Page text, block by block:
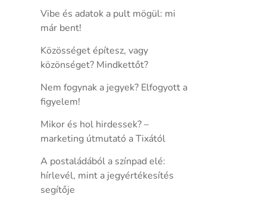
Vibe és adatok a pult mögül: mi
már bent!
Közösséget építesz, vagy
közönséget? Mindkettőt?
Nem fogynak a jegyek? Elfogyott a
figyelem!
Mikor és hol hirdessek? –
marketing útmutató a Tixától
A postaládából a színpad elé:
hírlevél, mint a jegyértékesítés
segítője